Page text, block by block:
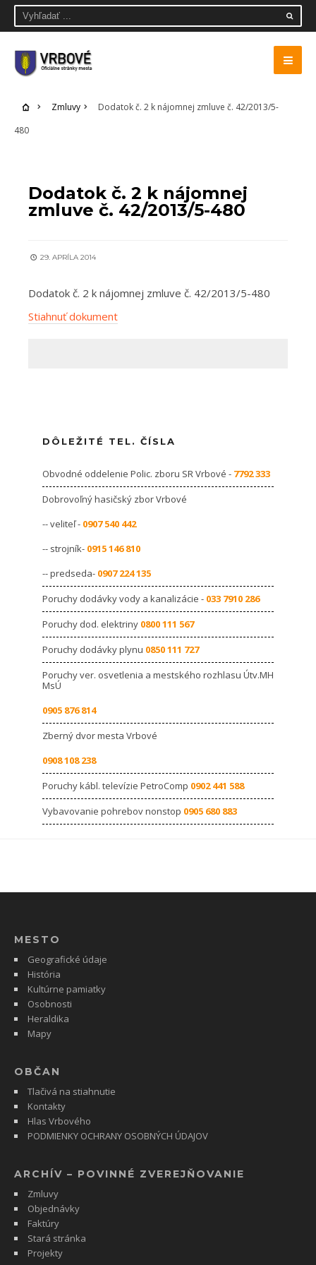
Zmluvy
Dodatok č. 2 k nájomnej zmluve č. 42/2013/5-
480
Dodatok č. 2 k nájomnej
zmluve č. 42/2013/5-480
29. APRÍLA 2014
Dodatok č. 2 k nájomnej zmluve č. 42/2013/5-480
Stiahnuť dokument
DÔLEŽITÉ TEL. ČÍSLA
Obvodné oddelenie Polic. zboru SR Vrbové - 7792 333
Dobrovoľný hasičský zbor Vrbové
-- veliteľ - 0907 540 442
-- strojník- 0915 146 810
-- predseda- 0907 224 135
Poruchy dodávky vody a kanalizácie - 033 7910 286
Poruchy dod. elektriny 0800 111 567
Poruchy dodávky plynu 0850 111 727
Poruchy ver. osvetlenia a mestského rozhlasu Útv.MH
MsÚ
0905 876 814
Zberný dvor mesta Vrbové
0908 108 238
Poruchy kábl. televízie PetroComp 0902 441 588
Vybavovanie pohrebov nonstop 0905 680 883
MESTO
Geografické údaje
História
Kultúrne pamiatky
Osobnosti
Heraldika
Mapy
OBČAN
Tlačivá na stiahnutie
Kontakty
Hlas Vrbového
PODMIENKY OCHRANY OSOBNÝCH ÚDAJOV
ARCHÍV – POVINNÉ ZVEREJŇOVANIE
Zmluvy
Objednávky
Faktúry
Stará stránka
Projekty